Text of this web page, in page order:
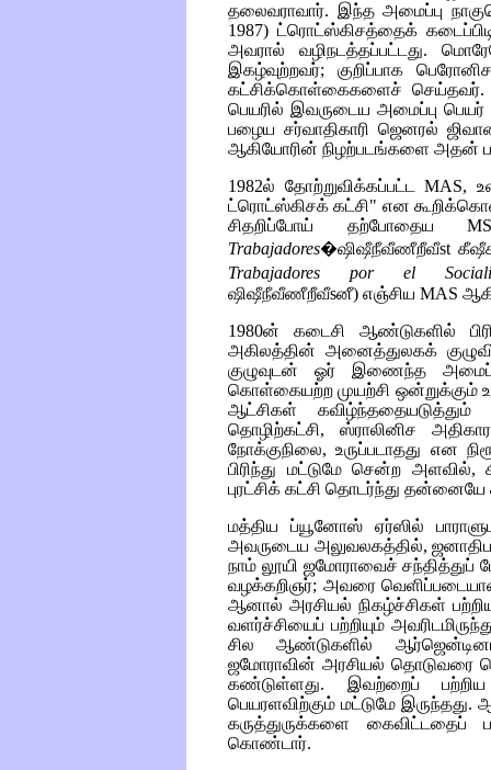
தலைவராவார். இந்த அமைப்பு
1987) ட்ரொட்ஸ்கிசத்தைக்
அவரால் வழிநடத்தப்பட்டது.
இகழ்வுற்றவர்; குறிப்பாக
கட்சிக்கொள்கைகளைச் செய்தவர்.
பெயரில் இவருடைய அமைப்பு பெயர்
பழைய சர்வாதிகாரி ஜெனரல்
ஆகியோரின் நிழற்படங்களை அதன்
1982ல் தோற்றுவிக்கப்பட்டMAS,
ட்ரொட்ஸ்கிசக் கட்சி" என
சிதறிப்போய் தற்போதைய
Trabajadores�ஷிஷீநீவீணீறீவீst
Trabajadores por el
ஷிஷீநீவீணீறீவீsனீ) எஞ்சிய MAS
1980ன் கடைசி ஆண்டுகளில்
அகிலத்தின் அனைத்துலகக்
குழுவுடன் ஓர் இணைந்த
கொள்கையற்ற முயற்சி ஒன்றுக்கும்
ஆட்சிகள் கவிழ்ந்ததையடுத்தும்
தொழிற்கட்சி, ஸ்ராலினிச
நோக்குநிலை, உருப்படாதது என
பிரிந்து மட்டுமே சென்ற அளவில்,
புரட்சிக் கட்சி தொடர்ந்து
மத்திய ப்யூனோஸ் ஏர்ஸில்
அவருடைய அலுவலகத்தில்,
நாம் லூயி ஜமோராவைச் சந்தித்துப்
வழக்கறிஞர்; அவரை
ஆனால் அரசியல் நிகழ்ச்சிகள்
வளர்ச்சியைப் பற்றியும்
சில ஆண்டுகளில்
ஜமோராவின் அரசியல் தொடுவரை
கண்டுள்ளது. இவற்றைப் பற்றிய
பெயரளவிற்கும் மட்டுமே
கருத்துருக்களை கைவிட்டதைப்
கொண்டார்.